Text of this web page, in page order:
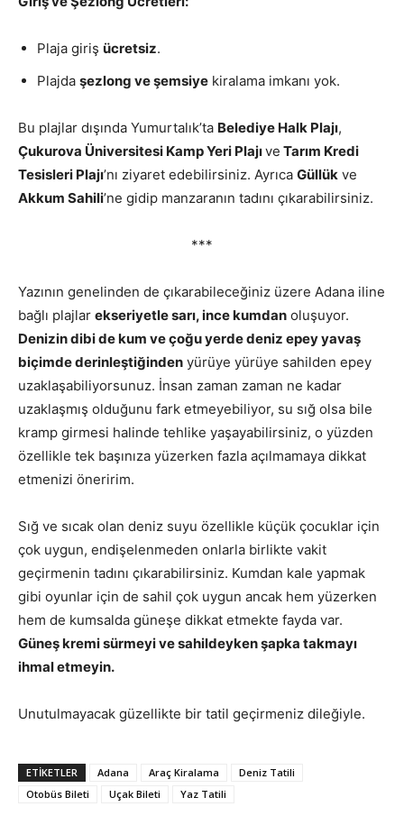
Plaja giriş ücretsiz.
Plajda şezlong ve şemsiye kiralama imkanı yok.
Bu plajlar dışında Yumurtalık’ta Belediye Halk Plajı,
Çukurova Üniversitesi Kamp Yeri Plajıve Tarım Kredi
Tesisleri Plajı’nı ziyaret edebilirsiniz. Ayrıca Güllük ve
Akkum Sahili’ne gidip manzaranın tadını çıkarabilirsiniz.
***
Yazının genelinden de çıkarabileceğiniz üzere Adana iline
bağlı plajlar ekseriyetle sarı, ince kumdan oluşuyor.
Denizin dibi de kum ve çoğu yerde deniz epey yavaş
biçimde derinleştiğinden yürüye yürüye sahilden epey
uzaklaşabiliyorsunuz. İnsan zaman zaman ne kadar
uzaklaşmış olduğunu fark etmeyebiliyor, su sığ olsa bile
kramp girmesi halinde tehlike yaşayabilirsiniz, o yüzden
özellikle tek başınıza yüzerken fazla açılmamaya dikkat
etmenizi öneririm.
Sığ ve sıcak olan deniz suyu özellikle küçük çocuklar için
çok uygun, endişelenmeden onlarla birlikte vakit
geçirmenin tadını çıkarabilirsiniz. Kumdan kale yapmak
gibi oyunlar için de sahil çok uygun ancak hem yüzerken
hem de kumsalda güneşe dikkat etmekte fayda var.
Güneş kremi sürmeyi ve sahildeyken şapka takmayı
ihmal etmeyin.
Unutulmayacak güzellikte bir tatil geçirmeniz dileğiyle.
ETIKETLER Adana Araç Kiralama
Deniz Tatili
Otobüs Bileti
Uçak Bileti Yaz Tatili